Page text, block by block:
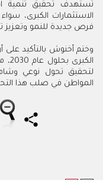
تستهدف تحقيق تنمية
الاستثمارات الكبرى،
فرص جديدة للنمو وتعزيز
وختم أخنوش بالتأكيد
لتحقيق تحول نوعي
المواطن في صلب هذا